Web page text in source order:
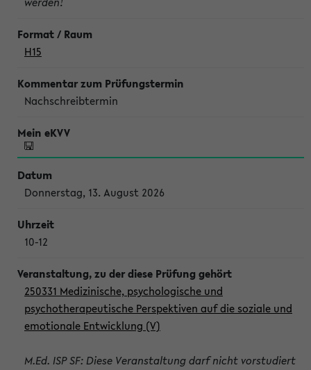
H15
Nachschreibtermin
Donnerstag, 13. August 2026
10-12
250331 Medizinische, psychologische und
psychotherapeutische Perspektiven auf die soziale und
emotionale Entwicklung (V)
M.Ed. ISP SF: Diese Veranstaltung darf nicht vorstudiert